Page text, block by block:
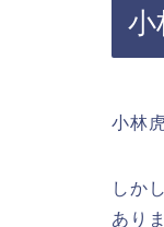
小
小林
しか
あり